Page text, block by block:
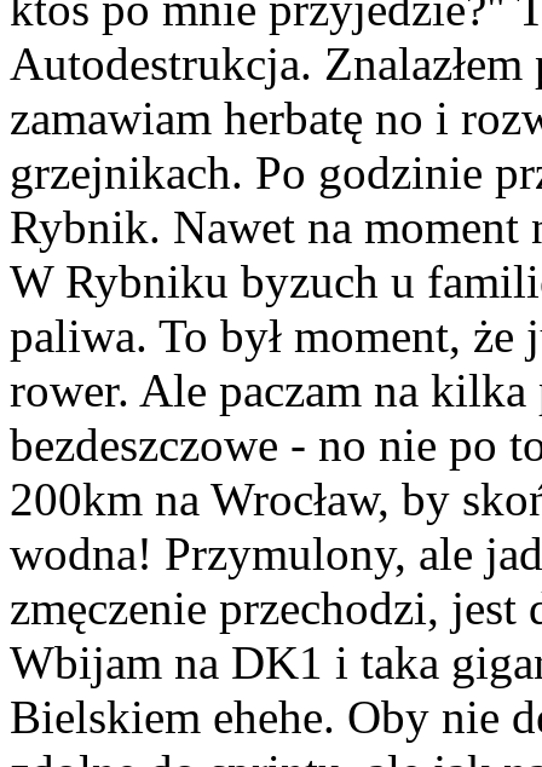
Autodestrukcja.
zamawiam herbatę no i
grzejnikach. Po godzinie
Rybnik. Nawet na moment
W Rybniku byzuch u
paliwa. To był moment, że
rower. Ale paczam na
bezdeszczowe - no nie po
200km na Wrocław, by
wodna! Przymulony, ale
zmęczenie przechodzi, jest
Wbijam na DK1 i taka
Bielskiem ehehe. Oby nie